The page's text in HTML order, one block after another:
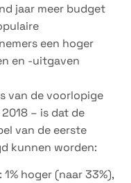
jaar meer budget
een hoger
en -uitgaven
van de voorlopige
– is dat de
van de eerste
kunnen worden:
hoger (naar 33%),